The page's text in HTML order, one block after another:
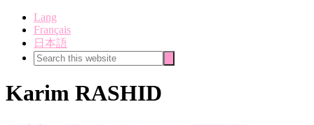
Lang
Français
日本語
Search
this
Karim RASHID